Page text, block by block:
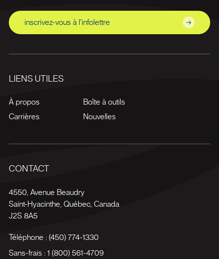
inscrivez-vous à l'infolettre
LIENS UTILES
À propos
Carrières
Boîte à outils
Nouvelles
CONTACT
4550, Avenue Beaudry
Saint-Hyacinthe Québec, Canada
J2S 8A5
Téléphone : (450) 774-1330
Sans-frais : 1 (800) 561-4709